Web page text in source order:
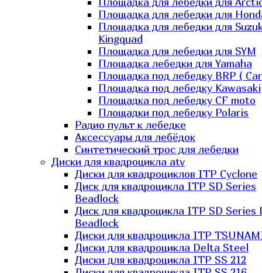
Площадка для лебедки для
Площадка для лебедки для
Kingquad
Площадка для лебедки для SYM
Площадка лебедки для Yamaha
Площадка под лебедку BRP (
Площадка под лебедку Kawasaki
Площадка под лебедку СF moto
Площадки под лебедку Polaris
Радио пульт к лебедке
Аксессуары для лебёдок
Синтетический трос для лебедки
Диски для квадроцикла atv
Диски для квадроциклов ITP Cyclone
Диск для квадроцикла ITP SD Series
Beadlock
Диск для квадроцикла ITP SD Series
Beadlock
Диски для квадроцикла ITP
Диски для квадроцикла Delta Steel
Диски для квадроцикла ITP SS 212